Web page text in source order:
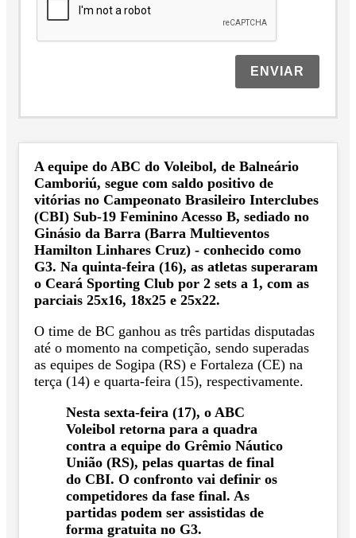
ENVIAR
A equipe do ABC do Voleibol, de Balneário
Camboriú, segue com saldo positivo de
vitórias no Campeonato Brasileiro Interclubes
(CBI) Sub-19 Feminino Acesso B, sediado no
Ginásio da Barra (Barra Multieventos
Hamilton Linhares Cruz) - conhecido como
G3. Na quinta-feira (16), as atletas superaram
o Ceará Sporting Club por 2 sets a 1, com as
parciais 25x16, 18x25 e 25x22.
O time de BC ganhou as três partidas disputadas
até o momento na competição, sendo superadas
as equipes de Sogipa (RS) e Fortaleza (CE) na
terça (14) e quarta-feira (15), respectivamente.
Nesta sexta-feira (17), o ABC
Voleibol retorna para a quadra
contra a equipe do Grêmio Náutico
União (RS), pelas quartas de final
do CBI. O confronto vai definir os
competidores da fase final. As
partidas podem ser assistidas de
forma gratuita no G3.